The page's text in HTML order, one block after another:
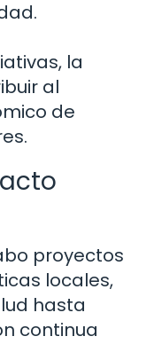
la
al
de
proyectos
locales,
hasta
continua